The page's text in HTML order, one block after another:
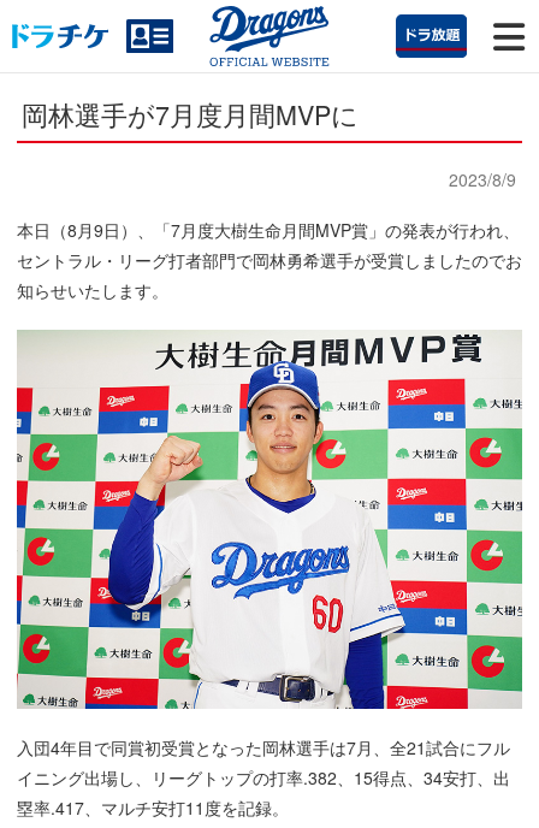
岡林選手が7月度月間MVPに
2023/8/9
本日（8月9日）、「7月度大樹生命月間MVP賞」の発表が行われ、
セントラル・リーグ打者部門で岡林勇希選手が受賞しましたのでお
知らせいたします。
入団4年目で同賞初受賞となった岡林選手は7月、全21試合にフル
イニング出場し、リーグトップの打率.382、15得点、34安打、出
塁率.417、マルチ安打11度を記録。